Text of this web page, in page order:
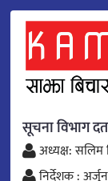
सूचना विभाग
अध्यक्ष: सलिम